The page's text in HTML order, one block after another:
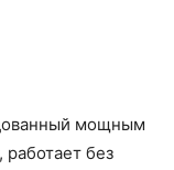
мощным
без